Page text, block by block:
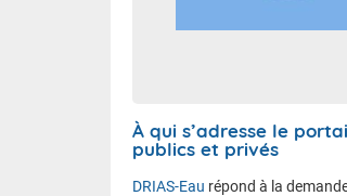
À qui s’adresse le
publics et privés
DRIAS-Eau répond à la